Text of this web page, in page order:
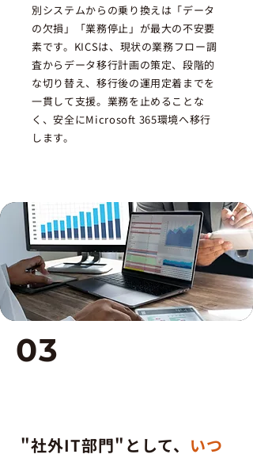
別システムからの乗り換えは「データ
の欠損」「業務停止」が最大の不安要
素です。KICSは、現状の業務フロー調
査からデータ移行計画の策定、段階的
な切り替え、移行後の運用定着までを
一貫して支援。業務を止めることな
く、安全にMicrosoft 365環境へ移行
します。
03
"社外IT部門"として、 いつ